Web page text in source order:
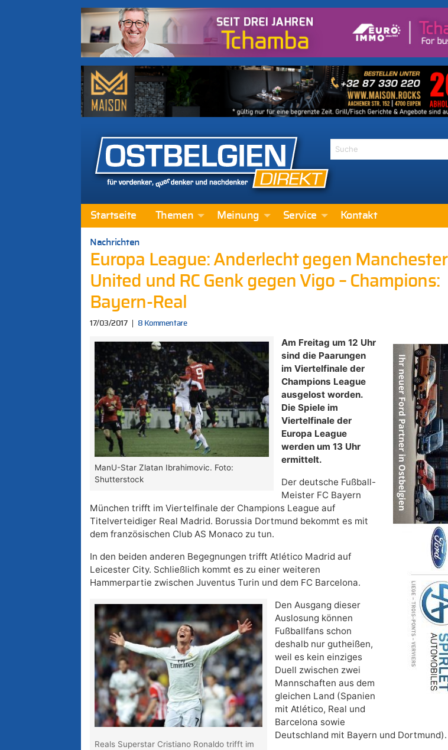
Startseite Themen Meinung Service Kontakt
Nachrichten
Europa League: Anderlecht gegen Manchester
United und RC Genk gegen Vigo – Champions:
Bayern-Real
17/03/2017 8 Kommentare
ManU-Star Zlatan Ibrahimovic. Foto:
Shutterstock
Am Freitag um 12 Uhr
sind die Paarungen
im Viertelfinale der
Champions League
ausgelost worden.
Die Spiele im
Viertelfinale der
Europa League
werden um 13 Uhr
ermittelt.
Der deutsche Fußball-
Meister FC Bayern
München trifft im Viertelfinale der Champions League auf
Titelverteidiger Real Madrid. Borussia Dortmund bekommt es mit
dem französischen Club AS Monaco zu tun.
In den beiden anderen Begegnungen trifft Atlético Madrid auf
Leicester City. Schließlich kommt es zu einer weiteren
Hammerpartie zwischen Juventus Turin und dem FC Barcelona.
Reals Superstar Cristiano Ronaldo trifft im
Den Ausgang dieser
Auslosung können
Fußballfans schon
deshalb nur gutheißen,
weil es kein einziges
Duell zwischen zwei
Mannschaften aus dem
gleichen Land (Spanien
mit Atlético, Real und
Barcelona sowie
Deutschland mit Bayern und Dortmund).